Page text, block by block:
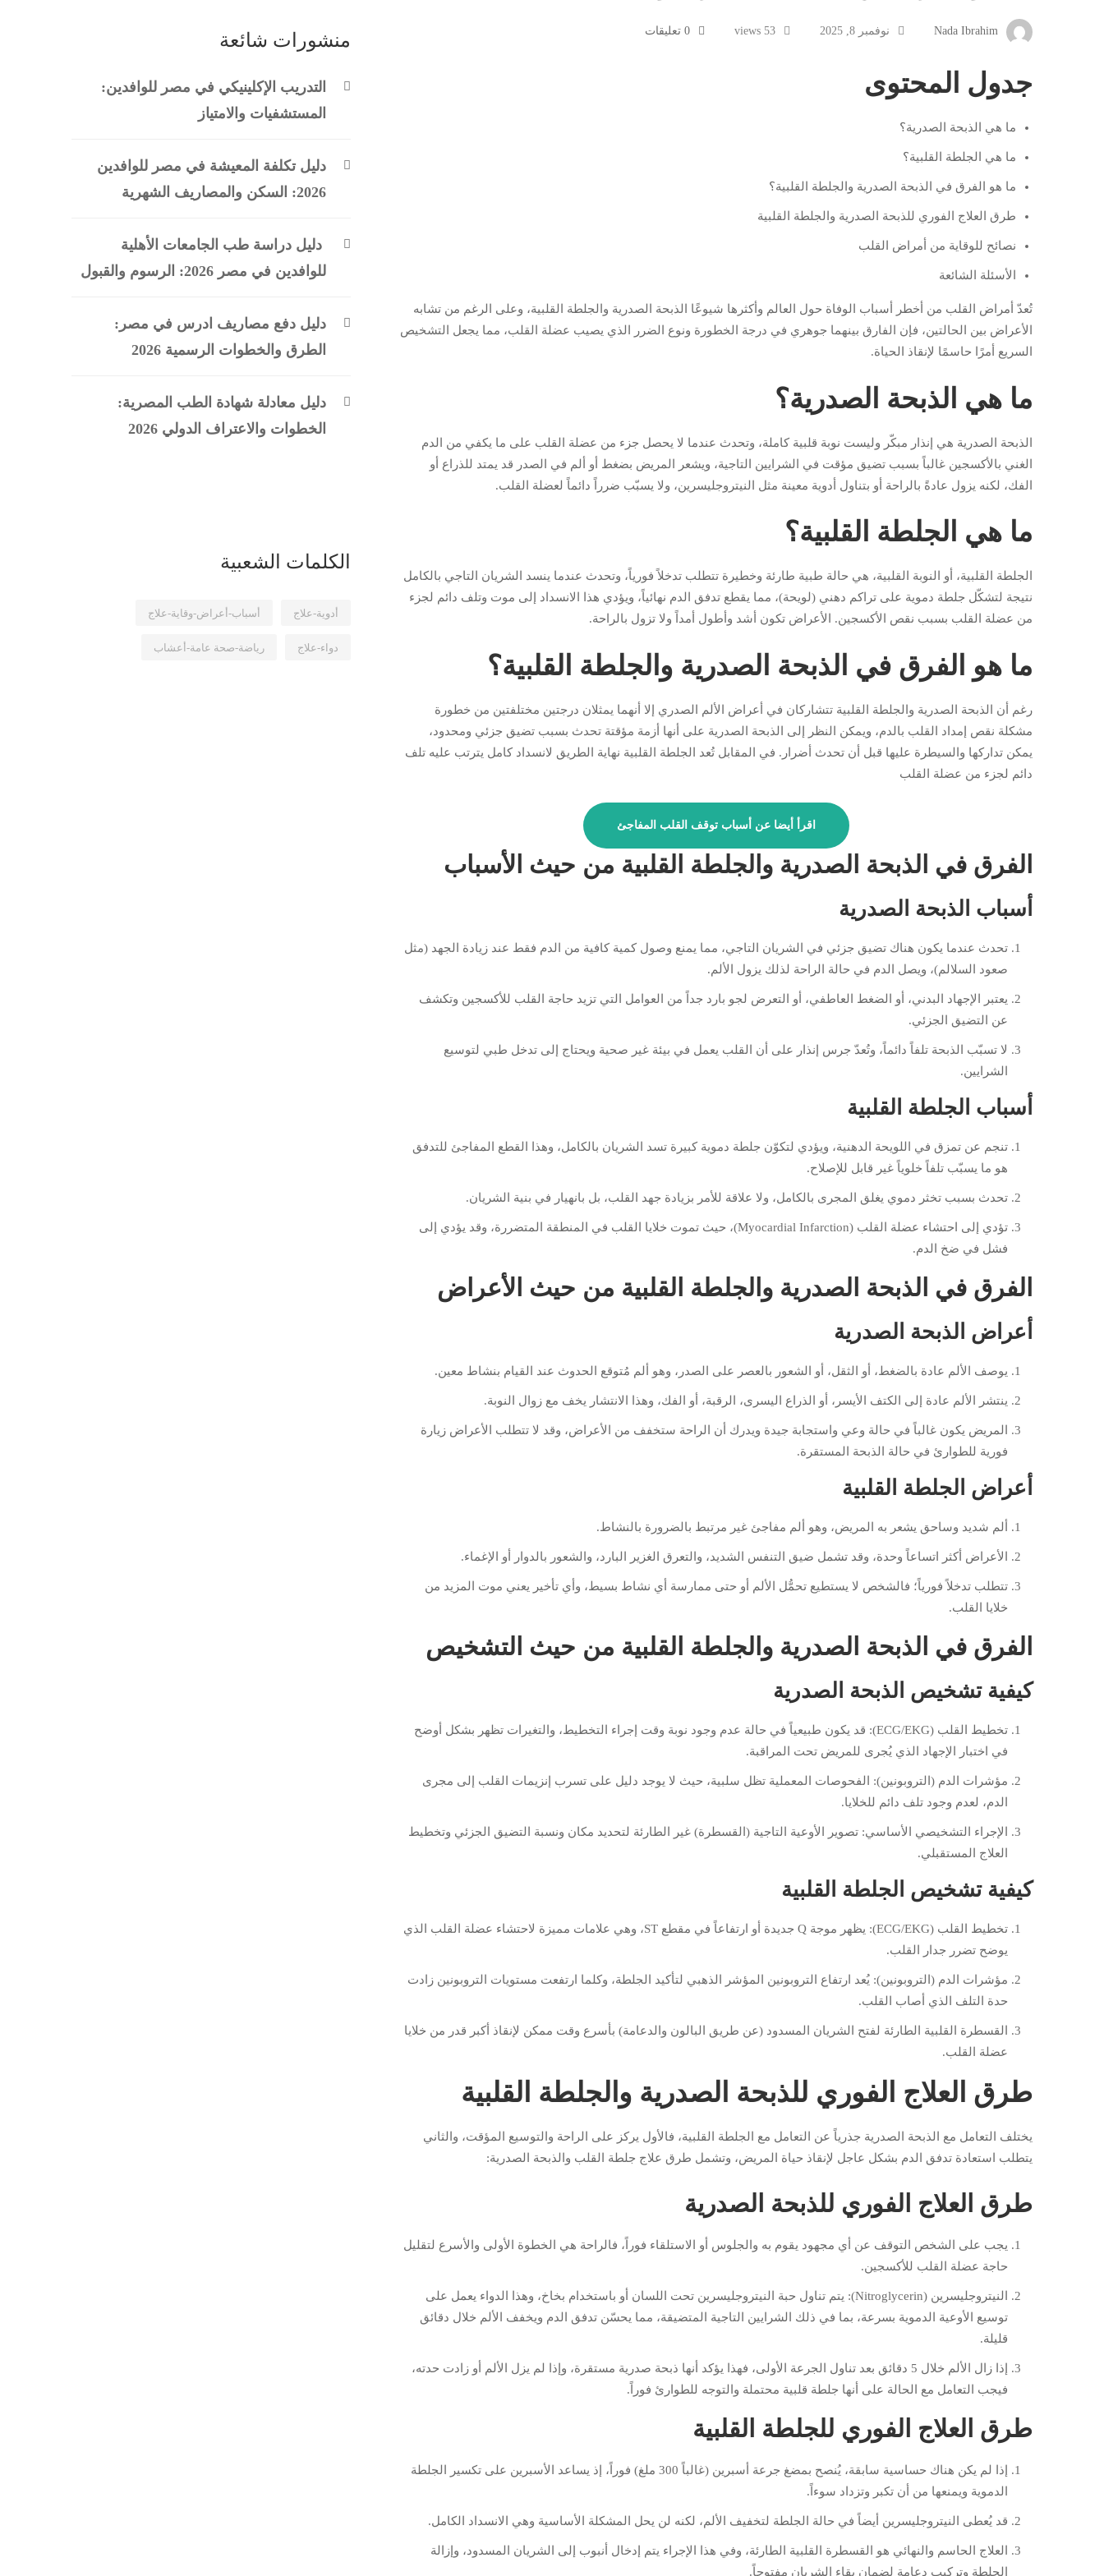
نوفمبر 8, 2025 53 views 0 تعليقات
جدول المحتوى
ما هي الذبحة الصدرية؟
ما هي الجلطة القلبية؟
ما هو الفرق في الذبحة الصدرية والجلطة القلبية؟
طرق العلاج الفوري للذبحة الصدرية والجلطة القلبية
نصائح للوقاية من أمراض القلب
الأسئلة الشائعة
تُعدّ أمراض القلب من أخطر أسباب الوفاة حول العالم وأكثرها شيوعًا الذبحة الصدرية والجلطة القلبية، وعلى الرغم من تشابه
الأعراض بين الحالتين، فإن الفارق بينهما جوهري في درجة الخطورة ونوع الضرر الذي يصيب عضلة القلب، مما يجعل التشخيص
السريع أمرًا حاسمًا لإنقاذ الحياة.
ما هي الذبحة الصدرية؟
الذبحة الصدرية هي إنذار مبكّر وليست نوبة قلبية كاملة، وتحدث عندما لا يحصل جزء من عضلة القلب على ما يكفي من الدم
الغني بالأكسجين غالباً بسبب تضيق مؤقت في الشرايين التاجية، ويشعر المريض بضغط أو ألم في الصدر قد يمتد للذراع أو
الفك، لكنه يزول عادةً بالراحة أو بتناول أدوية معينة مثل النيتروجليسرين، ولا يسبّب ضرراً دائماً لعضلة القلب.
ما هي الجلطة القلبية؟
الجلطة القلبية، أو النوبة القلبية، هي حالة طبية طارئة وخطيرة تتطلب تدخلاً فورياً، وتحدث عندما ينسد الشريان التاجي بالكامل
نتيجة لتشكّل جلطة دموية على تراكم دهني (لويحة)، مما يقطع تدفق الدم نهائياً، ويؤدي هذا الانسداد إلى موت وتلف دائم لجزء
من عضلة القلب بسبب نقص الأكسجين. الأعراض تكون أشد وأطول أمداً ولا تزول بالراحة.
ما هو الفرق في الذبحة الصدرية والجلطة القلبية؟
رغم أن الذبحة الصدرية والجلطة القلبية تتشاركان في أعراض الألم الصدري إلا أنهما يمثلان درجتين مختلفتين من خطورة
مشكلة نقص إمداد القلب بالدم، ويمكن النظر إلى الذبحة الصدرية على أنها أزمة مؤقتة تحدث بسبب تضيق جزئي ومحدود،
يمكن تداركها والسيطرة عليها قبل أن تحدث أضرار. في المقابل تُعد الجلطة القلبية نهاية الطريق لانسداد كامل يترتب عليه تلف
دائم لجزء من عضلة القلب
اقرأ أيضا عن أسباب توقف القلب المفاجئ
الفرق في الذبحة الصدرية والجلطة القلبية من حيث الأسباب
أسباب الذبحة الصدرية
تحدث عندما يكون هناك تضيق جزئي في الشريان التاجي، مما يمنع وصول كمية كافية من الدم فقط عند زيادة الجهد (مثل
صعود السلالم)، ويصل الدم في حالة الراحة لذلك يزول الألم.
يعتبر الإجهاد البدني، أو الضغط العاطفي، أو التعرض لجو بارد جداً من العوامل التي تزيد حاجة القلب للأكسجين وتكشف
عن التضيق الجزئي.
لا تسبّب الذبحة تلفاً دائماً، وتُعدّ جرس إنذار على أن القلب يعمل في بيئة غير صحية ويحتاج إلى تدخل طبي لتوسيع
الشرايين.
أسباب الجلطة القلبية
تنجم عن تمزق في اللويحة الدهنية، ويؤدي لتكوّن جلطة دموية كبيرة تسد الشريان بالكامل، وهذا القطع المفاجئ للتدفق
هو ما يسبّب تلفاً خلوياً غير قابل للإصلاح.
تحدث بسبب تخثر دموي يغلق المجرى بالكامل، ولا علاقة للأمر بزيادة جهد القلب، بل بانهيار في بنية الشريان.
تؤدي إلى احتشاء عضلة القلب (Myocardial Infarction)، حيث تموت خلايا القلب في المنطقة المتضررة، وقد يؤدي إلى
فشل في ضخ الدم.
الفرق في الذبحة الصدرية والجلطة القلبية من حيث الأعراض
أعراض الذبحة الصدرية
يوصف الألم عادة بالضغط، أو الثقل، أو الشعور بالعصر على الصدر، وهو ألم مُتوقع الحدوث عند القيام بنشاط معين.
ينتشر الألم عادة إلى الكتف الأيسر، أو الذراع اليسرى، الرقبة، أو الفك، وهذا الانتشار يخف مع زوال النوبة.
المريض يكون غالباً في حالة وعي واستجابة جيدة ويدرك أن الراحة ستخفف من الأعراض، وقد لا تتطلب الأعراض زيارة
فورية للطوارئ في حالة الذبحة المستقرة.
أعراض الجلطة القلبية
ألم شديد وساحق يشعر به المريض، وهو ألم مفاجئ غير مرتبط بالضرورة بالنشاط.
الأعراض أكثر اتساعاً وحدة، وقد تشمل ضيق التنفس الشديد، والتعرق الغزير البارد، والشعور بالدوار أو الإغماء.
تتطلب تدخلاً فورياً؛ فالشخص لا يستطيع تحمُّل الألم أو حتى ممارسة أي نشاط بسيط، وأي تأخير يعني موت المزيد من
خلايا القلب.
الفرق في الذبحة الصدرية والجلطة القلبية من حيث التشخيص
كيفية تشخيص الذبحة الصدرية
تخطيط القلب (ECG/EKG): قد يكون طبيعياً في حالة عدم وجود نوبة وقت إجراء التخطيط، والتغيرات تظهر بشكل أوضح
في اختبار الإجهاد الذي يُجرى للمريض تحت المراقبة.
مؤشرات الدم (التروبونين): الفحوصات المعملية تظل سلبية، حيث لا يوجد دليل على تسرب إنزيمات القلب إلى مجرى
الدم، لعدم وجود تلف دائم للخلايا.
الإجراء التشخيصي الأساسي: تصوير الأوعية التاجية (القسطرة) غير الطارئة لتحديد مكان ونسبة التضيق الجزئي وتخطيط
العلاج المستقبلي.
كيفية تشخيص الجلطة القلبية
تخطيط القلب (ECG/EKG): يظهر موجة Q جديدة أو ارتفاعاً في مقطع ST، وهي علامات مميزة لاحتشاء عضلة القلب الذي
يوضح تضرر جدار القلب.
مؤشرات الدم (التروبونين): يُعد ارتفاع التروبونين المؤشر الذهبي لتأكيد الجلطة، وكلما ارتفعت مستويات التروبونين زادت
حدة التلف الذي أصاب القلب.
القسطرة القلبية الطارئة لفتح الشريان المسدود (عن طريق البالون والدعامة) بأسرع وقت ممكن لإنقاذ أكبر قدر من خلايا
عضلة القلب.
طرق العلاج الفوري للذبحة الصدرية والجلطة القلبية
يختلف التعامل مع الذبحة الصدرية جذرياً عن التعامل مع الجلطة القلبية، فالأول يركز على الراحة والتوسيع المؤقت، والثاني
يتطلب استعادة تدفق الدم بشكل عاجل لإنقاذ حياة المريض، وتشمل طرق علاج جلطة القلب والذبحة الصدرية:
طرق العلاج الفوري للذبحة الصدرية
يجب على الشخص التوقف عن أي مجهود يقوم به والجلوس أو الاستلقاء فوراً، فالراحة هي الخطوة الأولى والأسرع لتقليل
حاجة عضلة القلب للأكسجين.
النيتروجليسرين (Nitroglycerin): يتم تناول حبة النيتروجليسرين تحت اللسان أو باستخدام بخاخ، وهذا الدواء يعمل على
توسيع الأوعية الدموية بسرعة، بما في ذلك الشرايين التاجية المتضيقة، مما يحسّن تدفق الدم ويخفف الألم خلال دقائق
قليلة.
إذا زال الألم خلال 5 دقائق بعد تناول الجرعة الأولى، فهذا يؤكد أنها ذبحة صدرية مستقرة، وإذا لم يزل الألم أو زادت حدته،
فيجب التعامل مع الحالة على أنها جلطة قلبية محتملة والتوجه للطوارئ فوراً.
طرق العلاج الفوري للجلطة القلبية
إذا لم يكن هناك حساسية سابقة، يُنصح بمضغ جرعة أسبرين (غالباً 300 ملغ) فوراً، إذ يساعد الأسبرين على تكسير الجلطة
الدموية ويمنعها من أن تكبر وتزداد سوءاً.
قد يُعطى النيتروجليسرين أيضاً في حالة الجلطة لتخفيف الألم، لكنه لن يحل المشكلة الأساسية وهي الانسداد الكامل.
العلاج الحاسم والنهائي هو القسطرة القلبية الطارئة، وفي هذا الإجراء يتم إدخال أنبوب إلى الشريان المسدود، وإزالة
الجلطة وتركيب دعامة لضمان بقاء الشريان مفتوحاً.
منشورات شائعة
التدريب الإكلينيكي في مصر للوافدين:
المستشفيات والامتياز
دليل تكلفة المعيشة في مصر للوافدين
2026: السكن والمصاريف الشهرية
دليل دراسة طب الجامعات الأهلية
للوافدين في مصر 2026: الرسوم والقبول
دليل دفع مصاريف ادرس في مصر:
الطرق والخطوات الرسمية 2026
دليل معادلة شهادة الطب المصرية:
الخطوات والاعتراف الدولي 2026
الكلمات الشعبية
أدوية-علاج أسباب-أعراض-وقاية-علاج
دواء-علاج رياضة-صحة عامة-أعشاب